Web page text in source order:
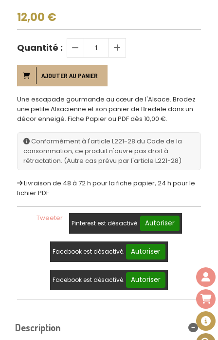
12,00 €
Quantité :
AJOUTER AU PANIER
Une escapade gourmande au cœur de l'Alsace. Brodez
une petite Alsacienne et son panier de Bredele dans un
décor enneigé. Fiche Papier ou PDF dès 10,00 €.
Conformément à l'article L221-28 du Code de la
consommation, ce produit n'ouvre pas droit à
rétractation. (Autre cas prévu par l'article L221-28)
Livraison de 48 à 72 h pour la fiche papier, 24 h pour le
fichier PDF
Tweeter
Pinterest est désactivé. Autoriser
Facebook est désactivé. Autoriser
Facebook est désactivé. Autoriser
Description